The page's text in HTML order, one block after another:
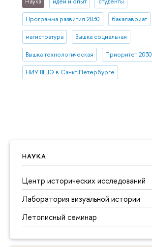
НАУКА
Центр исторических исследований
Лаборатория визуальной истории
Летописный семинар
Программа развития 2030 бакалавриат
магистратура Вышка социальная
Вышка технологическая Приоритет 2030
НИУ ВШЭ в Санкт-Петербурге